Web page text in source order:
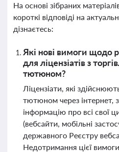
На основі зібраних
короткі відповіді на
дізнаєтесь:
Які нові вимоги щодо
для ліцензіатів з
тютюном?
Ліцензіати, які
тютюном через інтернет,
інформацію про всі свої
(вебсайти, мобільні
державного Реєстру
Недотримання цієї